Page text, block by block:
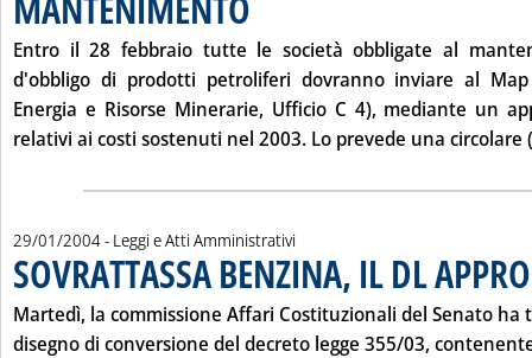
Entro il 28 febbraio tutte le società obbligate al
d'obbligo di prodotti petroliferi dovranno inviare al Map
Energia e Risorse Minerarie, Ufficio C 4), mediante un
relativi ai costi sostenuti nel 2003. Lo prevede una circolare
29/01/2004- Leggi e Atti Amministrativi
SOVRATTASSA BENZINA, IL DL
Martedì, la commissione Affari Costituzionali del Senato
disegno di conversione del decreto legge 355/03,